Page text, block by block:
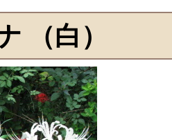
（白）